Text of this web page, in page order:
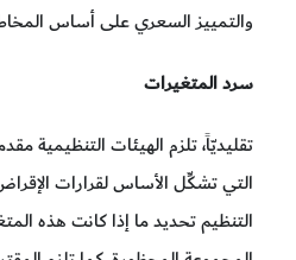
والتمييز السعري على أساس
سرد المتغيرات
تقليديّاً، تلزم الهيئات التنظيمية
التي تشكِّل الأساس لقرارات
التنظيم تحديد ما إذا كانت هذه